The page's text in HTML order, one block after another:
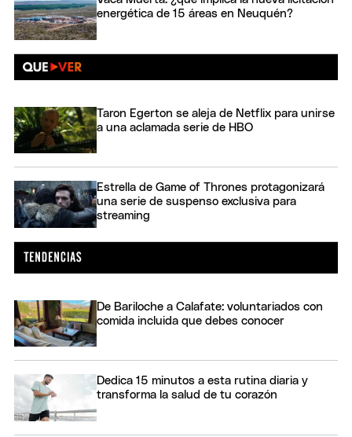
energética de 15 áreas en Neuquén?
Taron Egerton se aleja de Netflix para unirse
a una aclamada serie de HBO
Estrella de Game of Thrones protagonizará
una serie de suspenso exclusiva para
streaming
De Bariloche a Calafate: voluntariados con
comida incluida que debes conocer
Dedica 15 minutos a esta rutina diaria y
transforma la salud de tu corazón